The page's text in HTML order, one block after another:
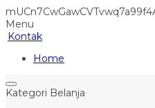
Menu
Kontak
Home
Kategori Belanja